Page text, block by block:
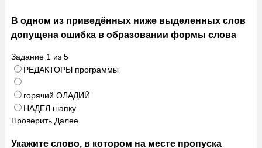
В одном из приведённых ниже выделенных слов
допущена ошибка в образовании формы слова
Задание 1 из 5
РЕДАКТОРЫ программы
горячий ОЛАДИЙ
НАДЕЛ шапку
Проверить Далее
Укажите слово, в котором на месте пропуска